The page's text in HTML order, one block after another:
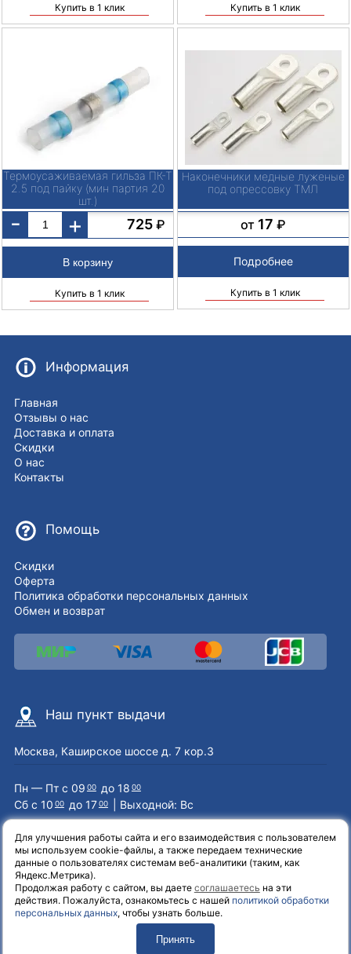
Купить в 1 клик Купить в 1 клик
Термоусаживаемая гильза ПК-Т
2.5 под пайку (мин партия 20
шт.)
- + 725 ₽
Купить в 1 клик
Наконечники медные луженые
под опрессовку ТМЛ
от 17 ₽
Подробнее
Купить в 1 клик
Информация
Главная
Отзывы о нас
Доставка и оплата
Скидки
О нас
Контакты
Помощь
Скидки
Оферта
Политика обработки персональных данных
Обмен и возврат
Наш пункт выдачи
Москва, Каширское шоссе д. 7 кор.3
Пн — Пт с 09 00 до 18 00
Сб с 10 00 до 1700 | Выходной: Вс
Наши контакты
8 (800) 551-72-71
info@el-one.ru
Для улучшения работы сайта и его взаимодействия с пользователем
мы используем cookie-файлы, а также передаем технические
данные о пользователях системам веб-аналитики (таким, как
Яндекс.Метрика).
Продолжая работу с сайтом, вы даете соглашаетесь на эти
действия. Пожалуйста, ознакомьтесь с нашей политикой обработки
персональных данных, чтобы узнать больше.
Принять